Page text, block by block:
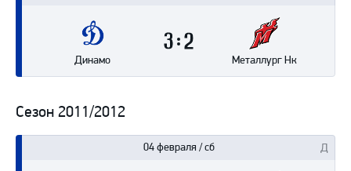
Динамо
3
Металлург Нк
2
Сезон 2011/2012
04 февраля / сб